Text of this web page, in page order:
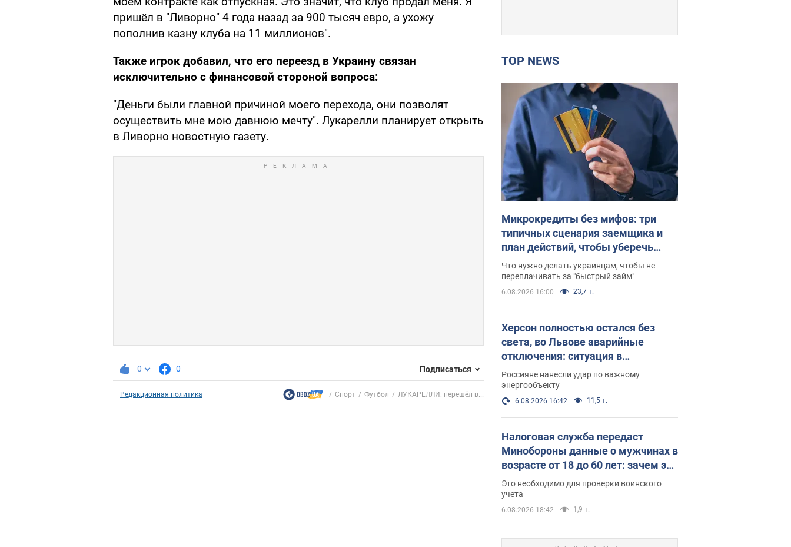
пришёл в "Ливорно" 4 года назад за 900 тысяч евро, а ухожу
пополнив казну клуба на 11 миллионов".
Также игрок добавил, что его переезд в Украину связан
исключительно с финансовой стороной вопроса:
"Деньги были главной причиной моего перехода, они позволят
осуществить мне мою давнюю мечту". Лукарелли планирует открыть
в Ливорно новостную газету.
0 0 Подписаться
Редакционная политика Спорт Футбол ЛУКАРЕЛЛИ: перешёл в...
TOP NEWS
Микрокредиты без мифов: три
типичных сценария заемщика и
план действий, чтобы уберечь
свои деньги
Что нужно делать украинцам, чтобы не
переплачивать за "быстрый займ"
6.08.2026 16:00 23,7 т.
Херсон полностью остался без
света, во Львове аварийные
отключения: ситуация в
энергосистеме 6 августа
Россияне нанесли удар по важному
энергообъекту
6.08.2026 16:42 11,5 т.
Налоговая служба передаст
Минобороны данные о мужчинах в
возрасте от 18 до 60 лет: зачем это
нужно
Это необходимо для проверки воинского
учета
6.08.2026 18:42 1,9 т.